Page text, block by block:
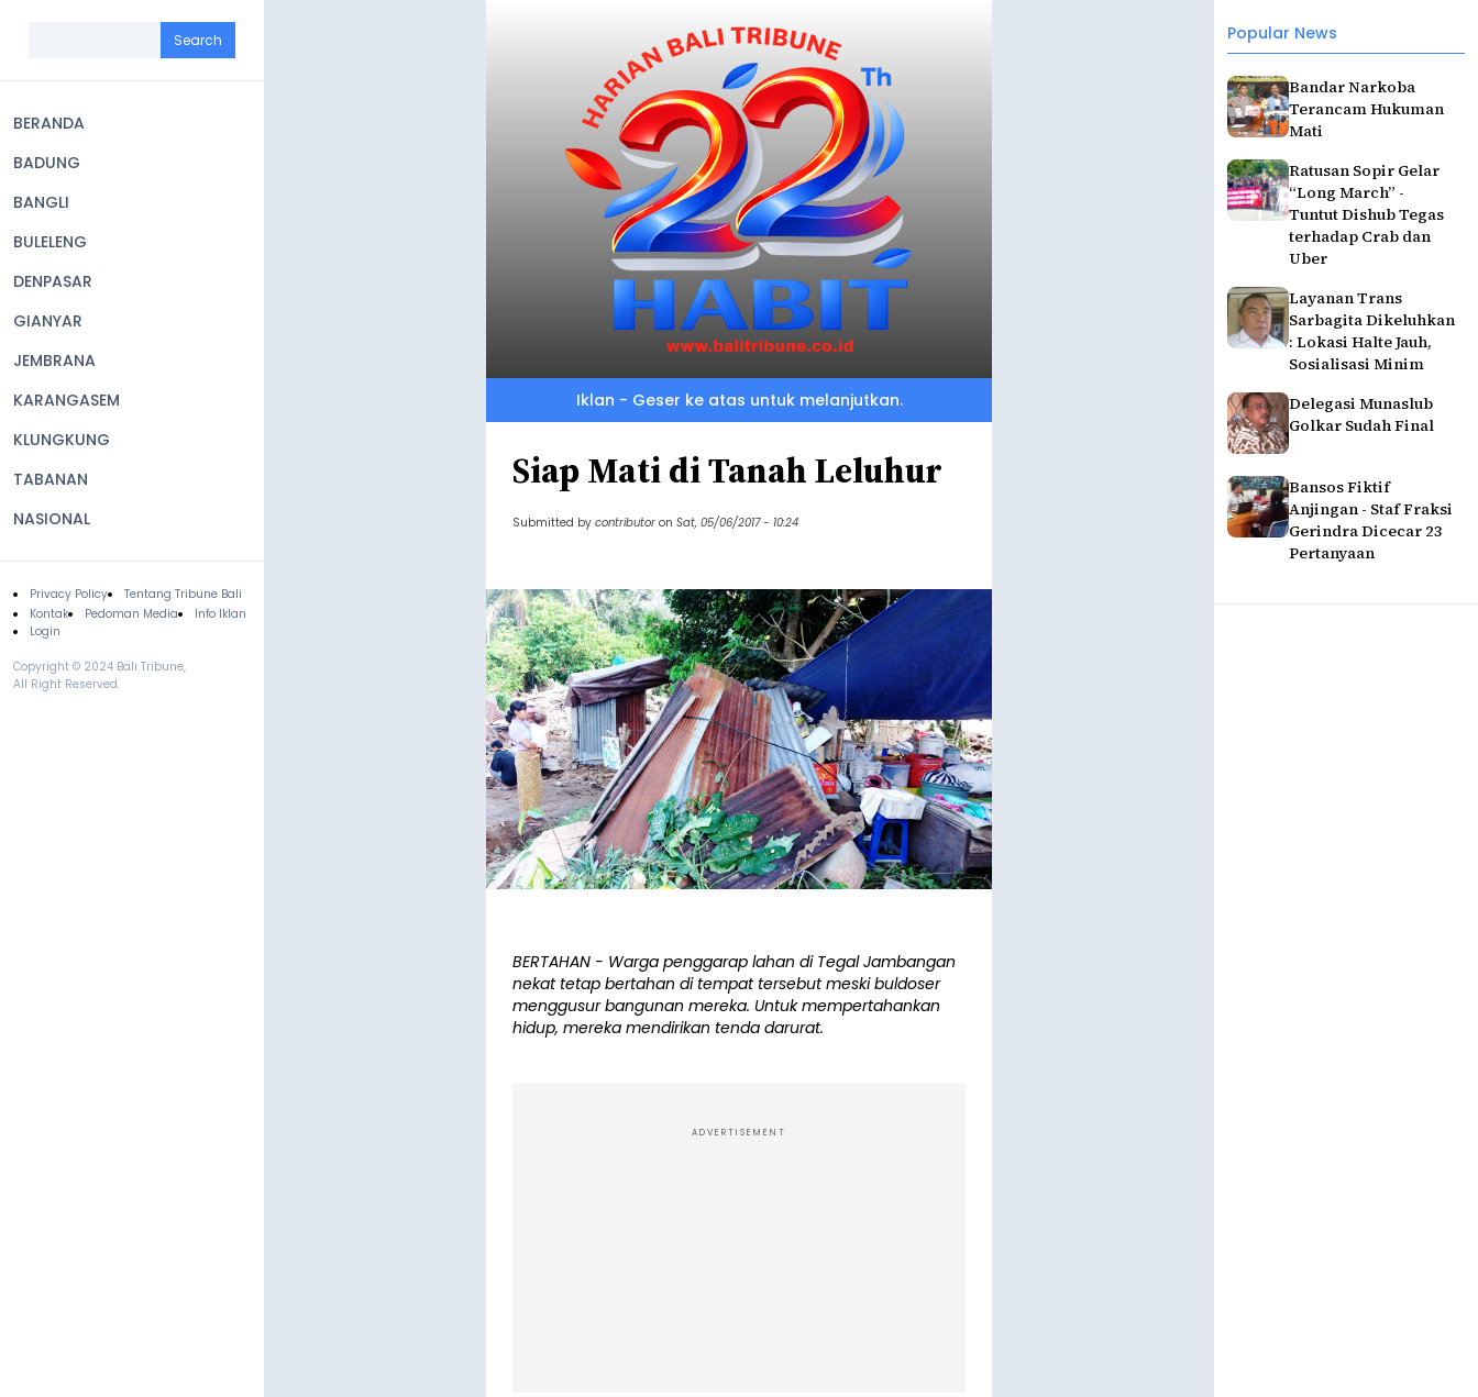
navigation
BERANDA
BADUNG
BANGLI
BULELENG
DENPASAR
GIANYAR
JEMBRANA
KARANGASEM
KLUNGKUNG
TABANAN
NASIONAL
Footer
Privacy Policy
Tentang Tribune Bali
Kontak
Pedoman Media
Info Iklan
Login
Copyright © 2024 Bali Tribune,
All Right Reserved.
Popular News
Bandar Narkoba
Terancam Hukuman
Mati
Ratusan Sopir Gelar
“Long March” -
Tuntut Dishub Tegas
terhadap Crab dan
Uber
Layanan Trans
Sarbagita Dikeluhkan
: Lokasi Halte Jauh,
Sosialisasi Minim
Delegasi Munaslub
Golkar Sudah Final
Bansos Fiktif
Anjingan - Staf Fraksi
Gerindra Dicecar 23
Pertanyaan
Iklan - Geser ke atas untuk melanjutkan.
Siap Mati di Tanah Leluhur
Submitted by contributor on Sat, 05/06/2017 - 10:24
BERTAHAN - Warga penggarap lahan di Tegal Jambangan
nekat tetap bertahan di tempat tersebut meski buldoser
menggusur bangunan mereka. Untuk mempertahankan
hidup, mereka mendirikan tenda darurat.
ADVERTISEMENT